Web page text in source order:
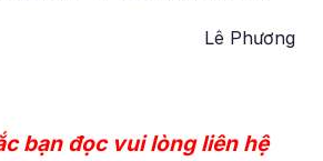
Lê Phương
bạn đọc vui lòng liên hệ